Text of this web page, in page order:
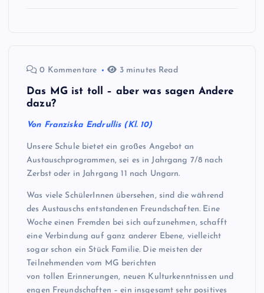
0 Kommentare 3 minutes Read
Das MG ist toll – aber was sagen Andere
dazu?
Von Franziska Endrullis (Kl. 10)
Unsere Schule bietet ein großes Angebot an
Austauschprogrammen, sei es in Jahrgang 7/8 nach
Zerbst oder in Jahrgang 11 nach Ungarn.
Was viele SchülerInnen übersehen, sind die während
des Austauschs entstandenen Freundschaften. Eine
Woche einen Fremden bei sich aufzunehmen, schafft
eine Verbindung auf ganz anderer Ebene, vielleicht
sogar schon ein Stück Familie. Die meisten der
Teilnehmenden vom MG berichten
von tollen Erinnerungen, neuen Kulturkenntnissen und
engen Freundschaften – ein insgesamt sehr positives